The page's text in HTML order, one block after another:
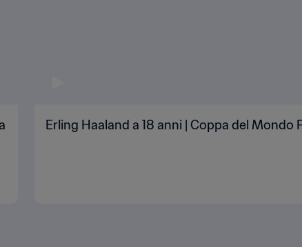
Erling Haaland a 18 anni | Coppa del Mondo